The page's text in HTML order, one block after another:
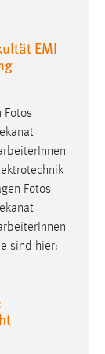
EMI
Fotos
Fotos
sind hier: